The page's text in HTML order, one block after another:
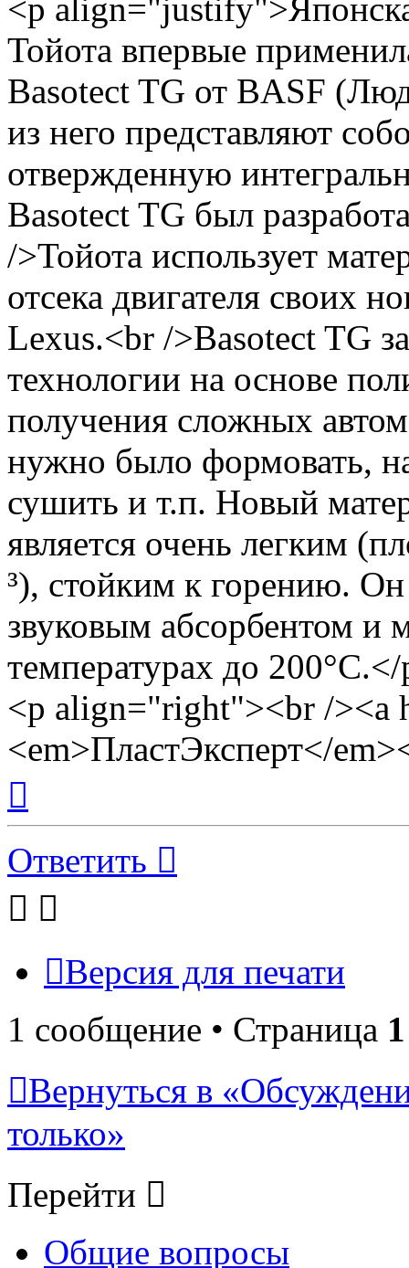
<p
Тойота впервые
Basotect TG от BASF
из него представляют
отвержденную
Basotect TG был
/>Тойота использует
отсека двигателя своих
Lexus.<br />Basotect TG
технологии на основе
получения сложных
нужно было формовать,
сушить и т.п. Новый
является очень легким
³), стойким к горению.
звуковым абсорбентом и
температурах до
<p align="right"><br /><a
<em>ПластЭксперт</
началу
Ответить
Версия для печати
1 сообщение • Страница 1
Вернуться в
только»
Перейти
Общие вопросы